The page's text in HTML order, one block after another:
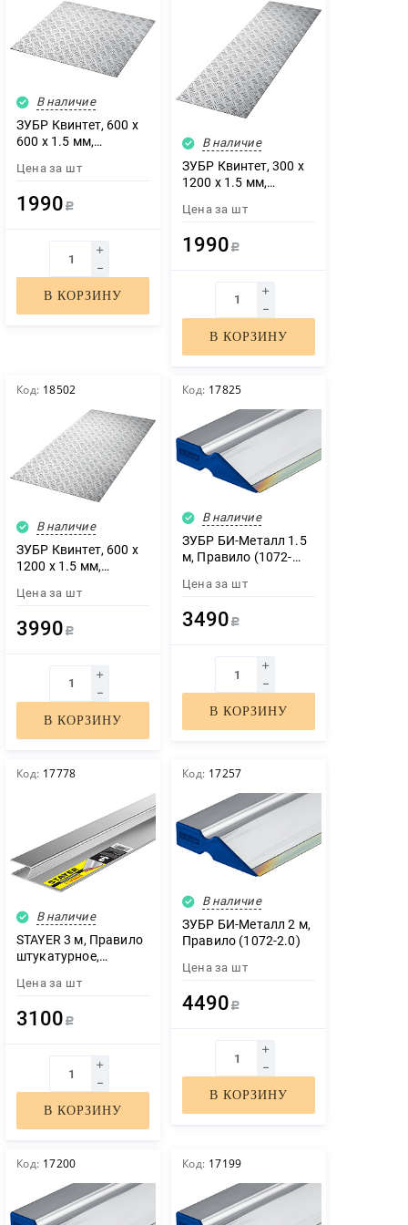
В наличие
ЗУБР Квинтет, 600 х
600 х 1.5 мм,
рифленый лист,
(53832)
Цена за шт
1990 Р
В КОРЗИНУ
В наличие
ЗУБР Квинтет, 300 х
1200 х 1.5 мм,
рифленый лист,
(53831)
Цена за шт
1990 Р
В КОРЗИНУ
Код: 18502
В наличие
ЗУБР Квинтет, 600 х
1200 х 1.5 мм,
рифленый лист,
(53830)
Цена за шт
3990 Р
В КОРЗИНУ
Код: 17825
В наличие
ЗУБР БИ-Металл 1.5
м, Правило (1072-
Цена за шт
3490 Р
В КОРЗИНУ
Код: 17778
В наличие
STAYER 3 м, Правило
штукатурное,
3.0)
Цена за шт
3100 Р
В КОРЗИНУ
Код: 17257
В наличие
ЗУБР БИ-Металл 2 м,
Правило (1072-2.0)
Цена за шт
4490 Р
В КОРЗИНУ
Код: 17200 Код: 17199